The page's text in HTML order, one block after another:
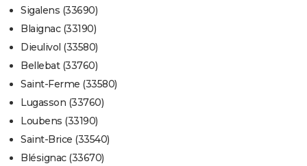
Sigalens (33690)
Blaignac (33190)
Dieulivol (33580)
Bellebat (33760)
Saint-Ferme (33580)
Lugasson (33760)
Loubens (33190)
Saint-Brice (33540)
Blésignac (33670)